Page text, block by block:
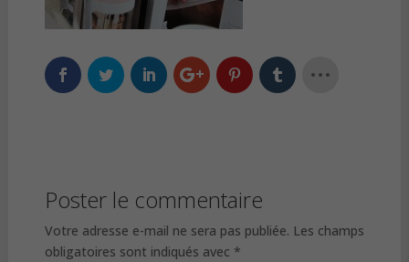
Poster le commentaire
Votre adresse e-mail ne sera pas publiée. Les champs
obligatoires sont indiqués avec *